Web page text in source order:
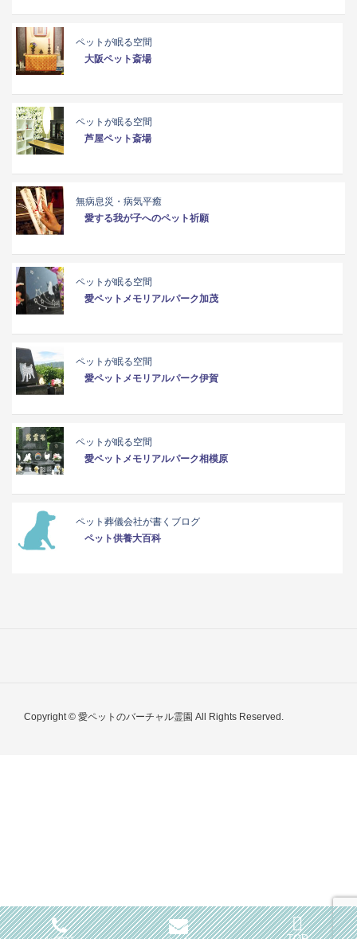
ペットが眠る空間
大阪ペット斎場
ペットが眠る空間
芦屋ペット斎場
無病息災・病気平癒
愛する我が子へのペット祈願
ペットが眠る空間
愛ペットメモリアルパーク加茂
ペットが眠る空間
愛ペットメモリアルパーク伊賀
ペットが眠る空間
愛ペットメモリアルパーク相模原
ペット葬儀会社が書くブログ
ペット供養大百科
Copyright © 愛ペットのバーチャル霊園 All Rights Reserved.